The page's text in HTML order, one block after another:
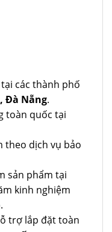
các thành phố
Đà Nẵng.
toàn quốc tại
theo dịch vụ bảo
sản phẩm tại
kinh nghiệm
trợ lắp đặt toàn